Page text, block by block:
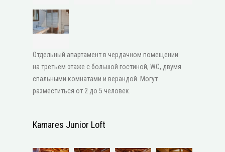
Отдельный апартамент в чердачном помещении
на третьем этаже с большой гостиной, WC, двумя
спальными комнатами и верандой. Могут
разместиться от 2 до 5 человек.
Kamares Junior Loft